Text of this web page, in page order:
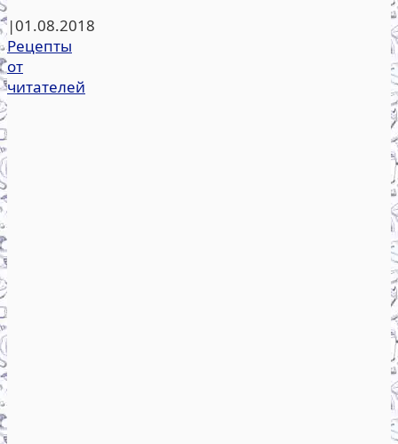
|01.08.2018
Рецепты
от
читателей